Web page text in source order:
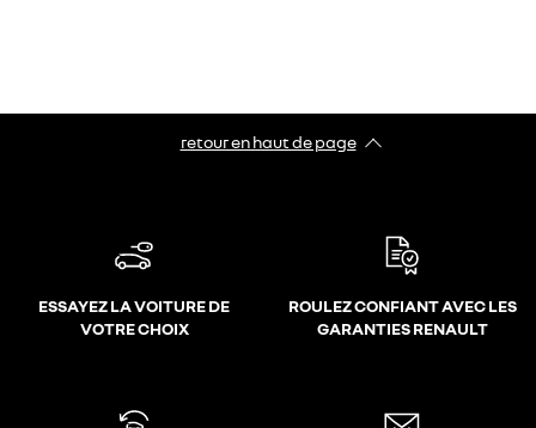
retour en haut de page​
ESSAYEZ LA VOITURE DE
VOTRE CHOIX
ROULEZ CONFIANT AVEC LES
GARANTIES RENAULT